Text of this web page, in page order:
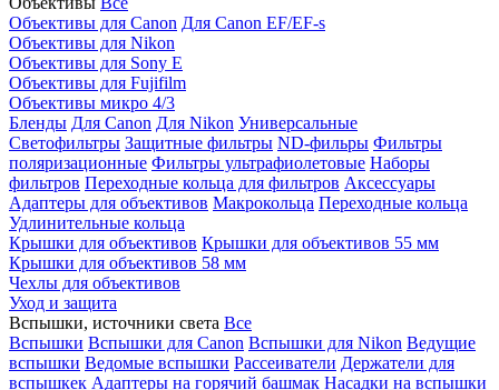
Объективы для Canon Для Canon EF/EF-s
Объективы для Nikon
Объективы для Sony E
Объективы для Fujifilm
Объективы микро 4/3
Бленды Для Canon Для Nikon Универсальные
Светофильтры Защитные фильтры ND-фильры Фильтры
поляризационные Фильтры ультрафиолетовые Наборы
фильтров Переходные кольца для фильтров Аксессуары
Адаптеры для объективов Макрокольца Переходные кольца
Удлинительные кольца
Крышки для объективов Крышки для объективов 55 мм
Крышки для объективов 58 мм
Чехлы для объективов
Уход и защита
Вспышки, источники света Все
Вспышки Вспышки для Canon Вспышки для Nikon Ведущие
вспышки Ведомые вспышки Рассеиватели Держатели для
вспышкек Адаптеры на горячий башмак Насадки на вспышки